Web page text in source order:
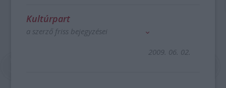
Kultúrpart
a szerző friss bejegyzései
2009. 06. 02.